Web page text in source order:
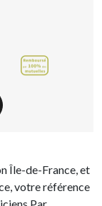
Île-de-France, et
votre référence